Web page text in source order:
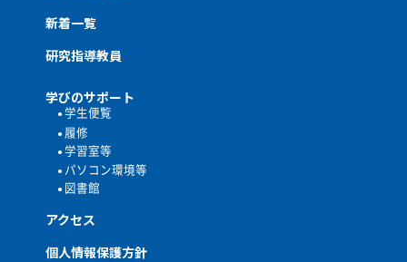
新着一覧
研究指導教員
学びのサポート
学生便覧
履修
学習室等
パソコン環境等
図書館
アクセス
個人情報保護方針